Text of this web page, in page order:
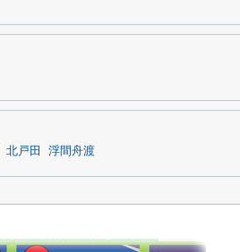
北戸田 浮間舟渡